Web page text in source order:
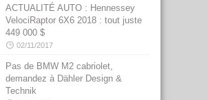
ACTUALITÉ AUTO : Hennessey
VelociRaptor 6X6 2018 : tout juste
449 000 $
02/11/2017
Pas de BMW M2 cabriolet,
demandez à Dähler Design &
Technik